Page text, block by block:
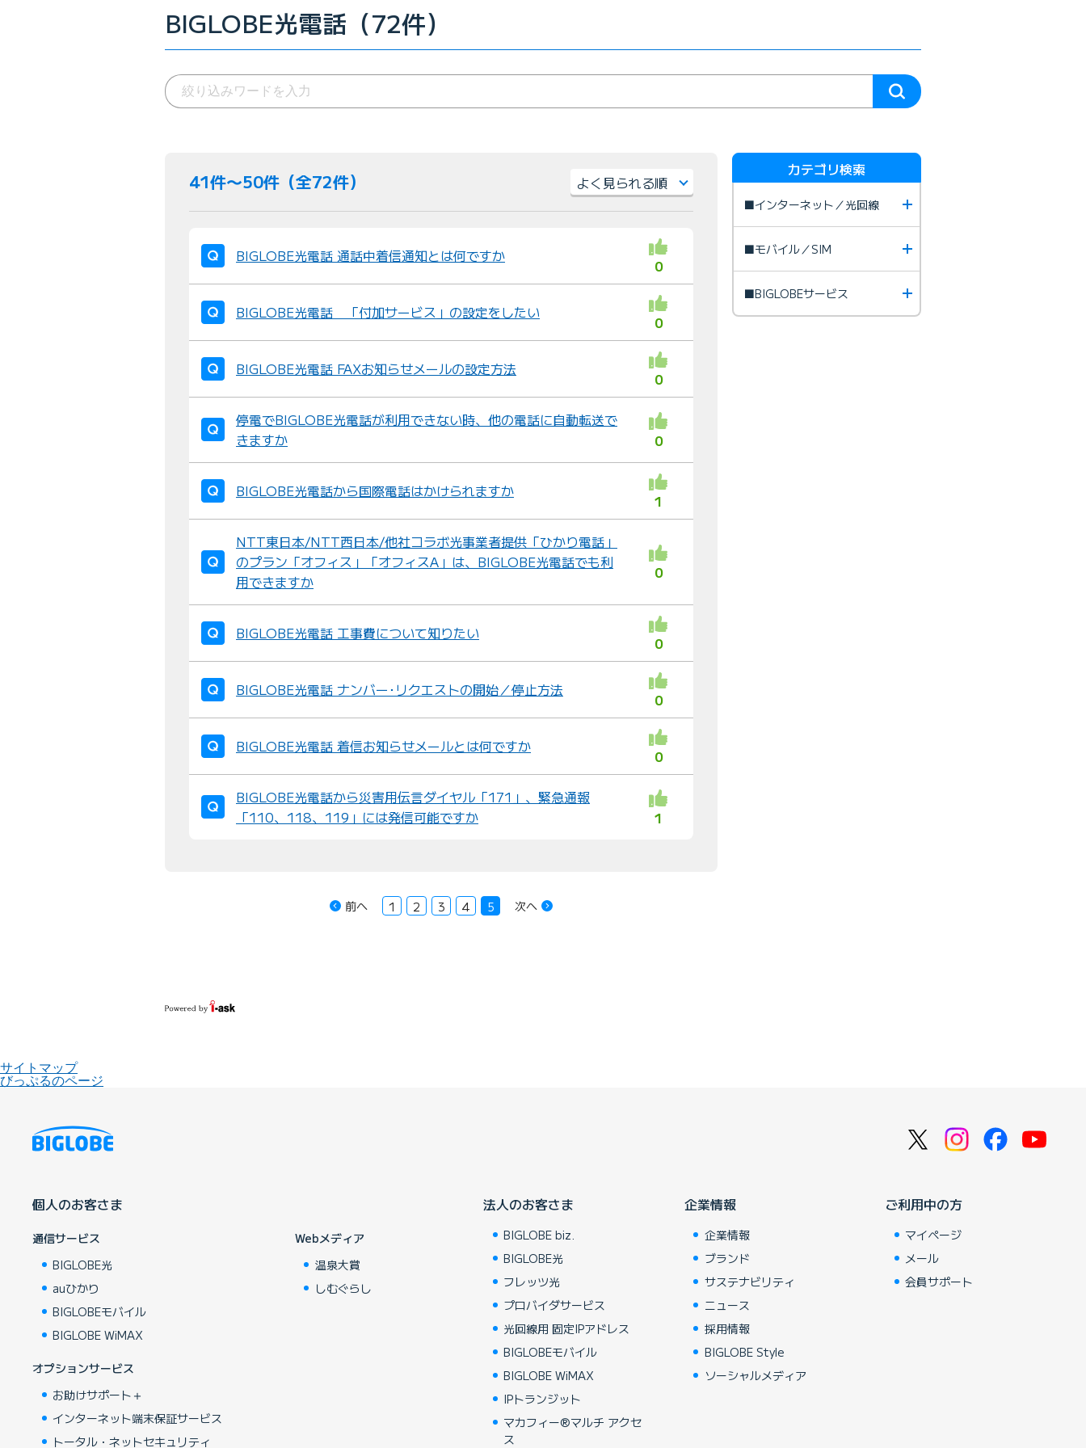
BIGLOBE光電話（72件）
41件〜50件（全72件）
並
BIGLOBE光電話 通話中着信通知とは何ですか
0
BIGLOBE光電話 「付加サービス」の設定をしたい
0
BIGLOBE光電話 FAXお知らせメールの設定方法
0
停電でBIGLOBE光電話が利用できない時、他の電話に自動転送で
きますか
0
BIGLOBE光電話から国際電話はかけられますか
1
NTT東日本/NTT西日本/他社コラボ光事業者提供「ひかり電話」
のプラン「オフィス」「オフィスA」は、BIGLOBE光電話でも利
用できますか
0
BIGLOBE光電話 工事費について知りたい
0
BIGLOBE光電話 ナンバー･リクエストの開始／停止方法
0
BIGLOBE光電話 着信お知らせメールとは何ですか
0
BIGLOBE光電話から災害用伝言ダイヤル「171」、緊急通報
「110、118、119」には発信可能ですか
1
前へ 1 2 3 4 5 次へ
カテゴリ検索
■インターネット／光回線
■モバイル／SIM
■BIGLOBEサービス
サイトマップ
びっぷるのページ
個人のお客さま
通信サービス
BIGLOBE光
auひかり
BIGLOBEモバイル
BIGLOBE WiMAX
オプションサービス
お助けサポート＋
インターネット端末保証サービス
トータル・ネットセキュリティ
Webメディア
温泉大賞
しむぐらし
法人のお客さま
BIGLOBE biz.
BIGLOBE光
フレッツ光
プロバイダサービス
光回線用 固定IPアドレス
BIGLOBEモバイル
BIGLOBE WiMAX
IPトランジット
マカフィー®マルチ アクセ
ス
企業情報
企業情報
ブランド
サステナビリティ
ニュース
採用情報
BIGLOBE Style
ソーシャルメディア
ご利用中の方
マイページ
メール
会員サポート